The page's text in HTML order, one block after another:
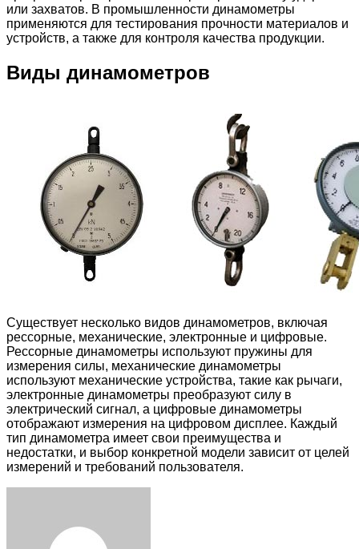
или захватов. В промышленности динамометры
применяются для тестирования прочности материалов и
устройств, а также для контроля качества продукции.
Виды динамометров
Существует несколько видов динамометров, включая
рессорные, механические, электронные и цифровые.
Рессорные динамометры используют пружины для
измерения силы, механические динамометры
используют механические устройства, такие как рычаги,
электронные динамометры преобразуют силу в
электрический сигнал, а цифровые динамометры
отображают измерения на цифровом дисплее. Каждый
тип динамометра имеет свои преимущества и
недостатки, и выбор конкретной модели зависит от целей
измерений и требований пользователя.